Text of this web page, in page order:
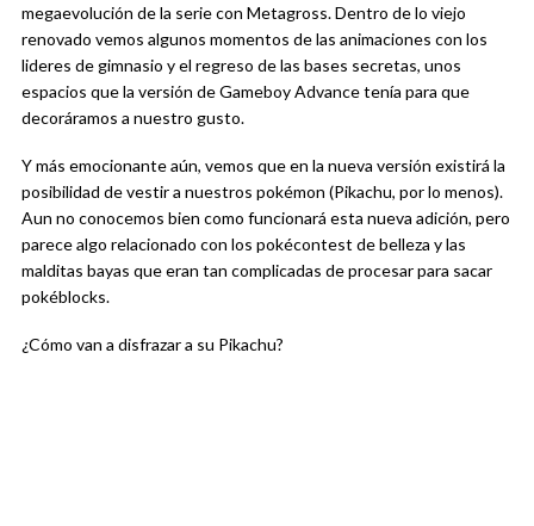
megaevolución de la serie con Metagross. Dentro de lo viejo
renovado vemos algunos momentos de las animaciones con los
lideres de gimnasio y el regreso de las bases secretas, unos
espacios que la versión de Gameboy Advance tenía para que
decoráramos a nuestro gusto.
Y más emocionante aún, vemos que en la nueva versión existirá la
posibilidad de vestir a nuestros pokémon (Pikachu, por lo menos).
Aun no conocemos bien como funcionará esta nueva adición, pero
parece algo relacionado con los pokécontest de belleza y las
malditas bayas que eran tan complicadas de procesar para sacar
pokéblocks.
¿Cómo van a disfrazar a su Pikachu?